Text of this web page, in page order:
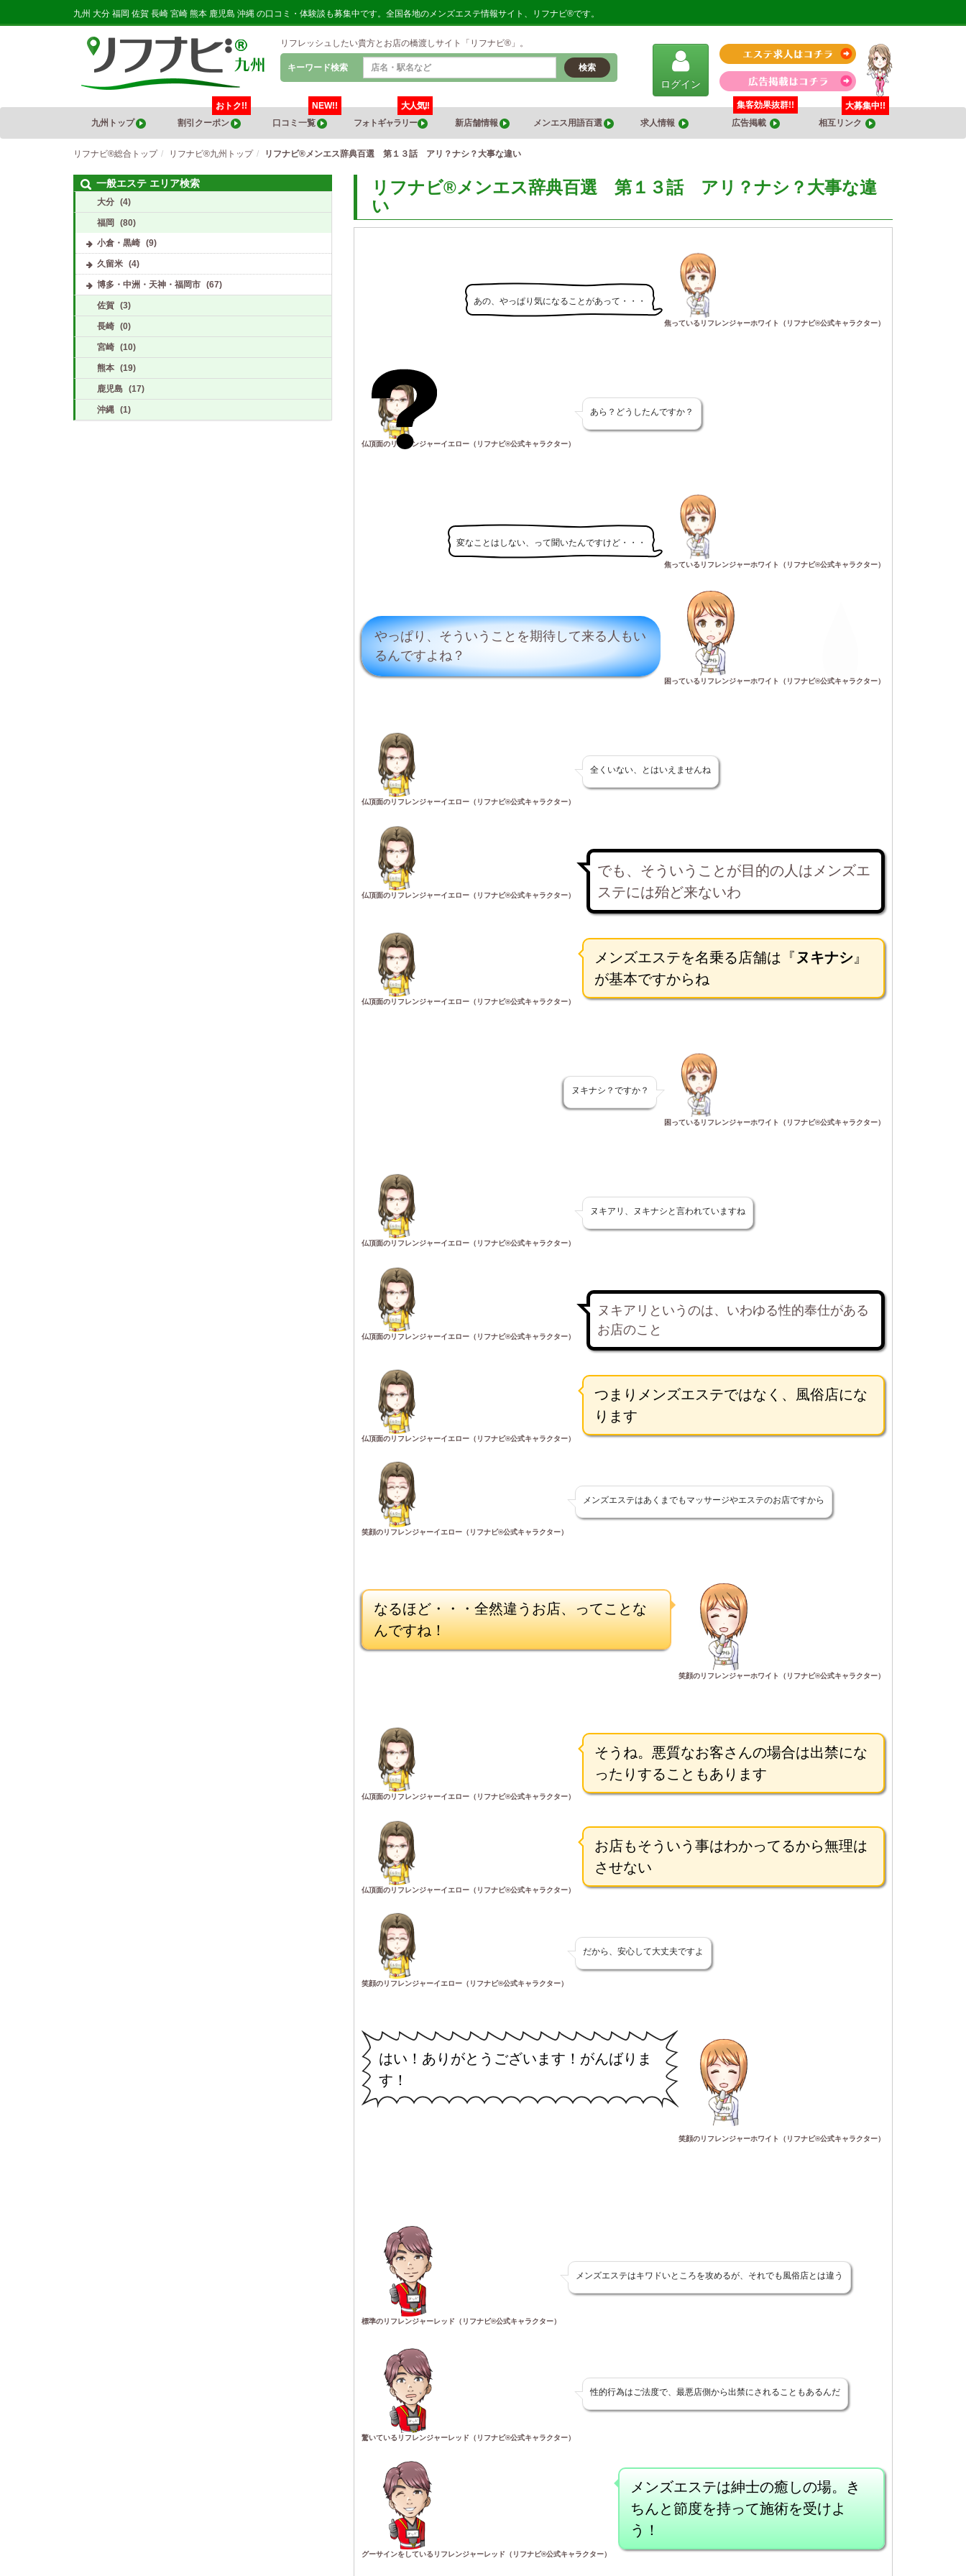
九州 大分 福岡 佐賀 長崎 宮崎 熊本 鹿児島 沖縄 の口コミ・体験談も募集中です。全国各地のメンズエステ情報サイト、リフナビ®です。
リフレッシュしたい貴方とお店の橋渡しサイト「リフナビ®」。
キーワード検索 検索
ログイン
九州トップ 割引クーポン
おトク!!
口コミ一覧
NEW!!
フォトギャラリー
大人気!!
新店舗情報
メンエス用語百選 求人情報 広告掲載
集客効果抜群!!
相互リンク
大募集中!!
リフナビ®総合トップ リフナビ®九州トップ リフナビ®メンエス辞典百選 第１３話 アリ？ナシ？大事な違い
リフナビ®メンエス辞典百選 第１３話 アリ？ナシ？大事な違
い
あの、やっぱり気になることがあって・・・
焦っているリフレンジャーホワイト（リフナビ®公式キャラクター）
仏頂面のリフレンジャーイエロー（リフナビ®公式キャラクター）
あら？どうしたんですか？
変なことはしない、って聞いたんですけど・・・
焦っているリフレンジャーホワイト（リフナビ®公式キャラクター）
やっぱり、そういうことを期待して来る人もい
るんですよね？
困っているリフレンジャーホワイト（リフナビ®公式キャラクター）
仏頂面のリフレンジャーイエロー（リフナビ®公式キャラクター）
全くいない、とはいえませんね
仏頂面のリフレンジャーイエロー（リフナビ®公式キャラクター）
でも、そういうことが目的の人はメンズエ
ステには殆ど来ないわ
仏頂面のリフレンジャーイエロー（リフナビ®公式キャラクター）
メンズエステを名乗る店舗は『 ヌキナシ 』
が基本ですからね
ヌキナシ？ですか？
困っているリフレンジャーホワイト（リフナビ®公式キャラクター）
仏頂面のリフレンジャーイエロー（リフナビ®公式キャラクター）
ヌキアリ、ヌキナシと言われていますね
仏頂面のリフレンジャーイエロー（リフナビ®公式キャラクター）
ヌキアリというのは、いわゆる性的奉仕がある
お店のこと
仏頂面のリフレンジャーイエロー（リフナビ®公式キャラクター）
つまりメンズエステではなく、風俗店にな
ります
笑顔のリフレンジャーイエロー（リフナビ®公式キャラクター）
メンズエステはあくまでもマッサージやエステのお店ですから
なるほど・・・全然違うお店、ってことな
んですね！
笑顔のリフレンジャーホワイト（リフナビ®公式キャラクター）
仏頂面のリフレンジャーイエロー（リフナビ®公式キャラクター）
そうね。悪質なお客さんの場合は出禁にな
ったりすることもあります
仏頂面のリフレンジャーイエロー（リフナビ®公式キャラクター）
お店もそういう事はわかってるから無理は
させない
笑顔のリフレンジャーイエロー（リフナビ®公式キャラクター）
だから、安心して大丈夫ですよ
はい！ありがとうございます！がんばりま
す！
笑顔のリフレンジャーホワイト（リフナビ®公式キャラクター）
標準のリフレンジャーレッド（リフナビ®公式キャラクター）
メンズエステはキワドいところを攻めるが、それでも風俗店とは違う
驚いているリフレンジャーレッド（リフナビ®公式キャラクター）
性的行為はご法度で、最悪店側から出禁にされることもあるんだ
グーサインをしているリフレンジャーレッド（リフナビ®公式キャラクター）
メンズエステは紳士の癒しの場。き
ちんと節度を持って施術を受けよ
う！
一般エステ エリア検索
大分 (4)
福岡
(80)
小倉・黒崎 (9)
久留米 (4)
博多・中洲・天神・福岡市 (67)
佐賀 (3)
長崎 (0)
宮崎 (10)
熊本 (19)
鹿児島 (17)
沖縄 (1)